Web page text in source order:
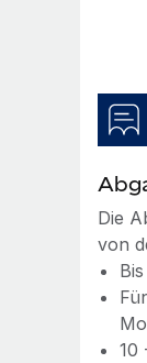
Die
von
10